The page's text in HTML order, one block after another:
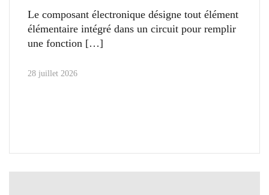
Le composant électronique désigne tout élément
élémentaire intégré dans un circuit pour remplir
une fonction
28 juillet 2026